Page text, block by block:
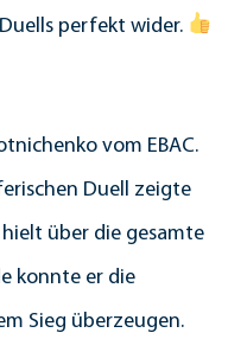
perfekt wider.
vom EBAC.
Duell zeigte
über die gesamte
konnte er die
Sieg überzeugen.